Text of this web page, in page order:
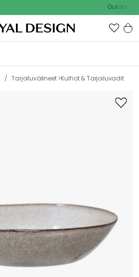
Outdoor Sale
/ Tarjoiluvälineet >Kulhot & Tarjoiluvadit